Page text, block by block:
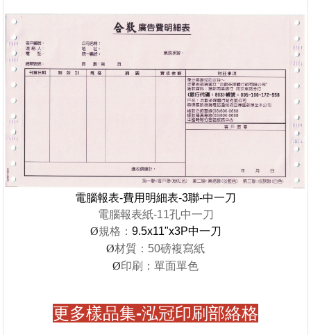
電腦報表-費用明細表-3聯-中一刀
電腦報表紙-11孔中一刀
Ø規格： 9.5x11"x3P中一刀
Ø材質：50磅複寫紙
Ø印刷：單面單色
更多樣品集-泓冠印刷部絡格